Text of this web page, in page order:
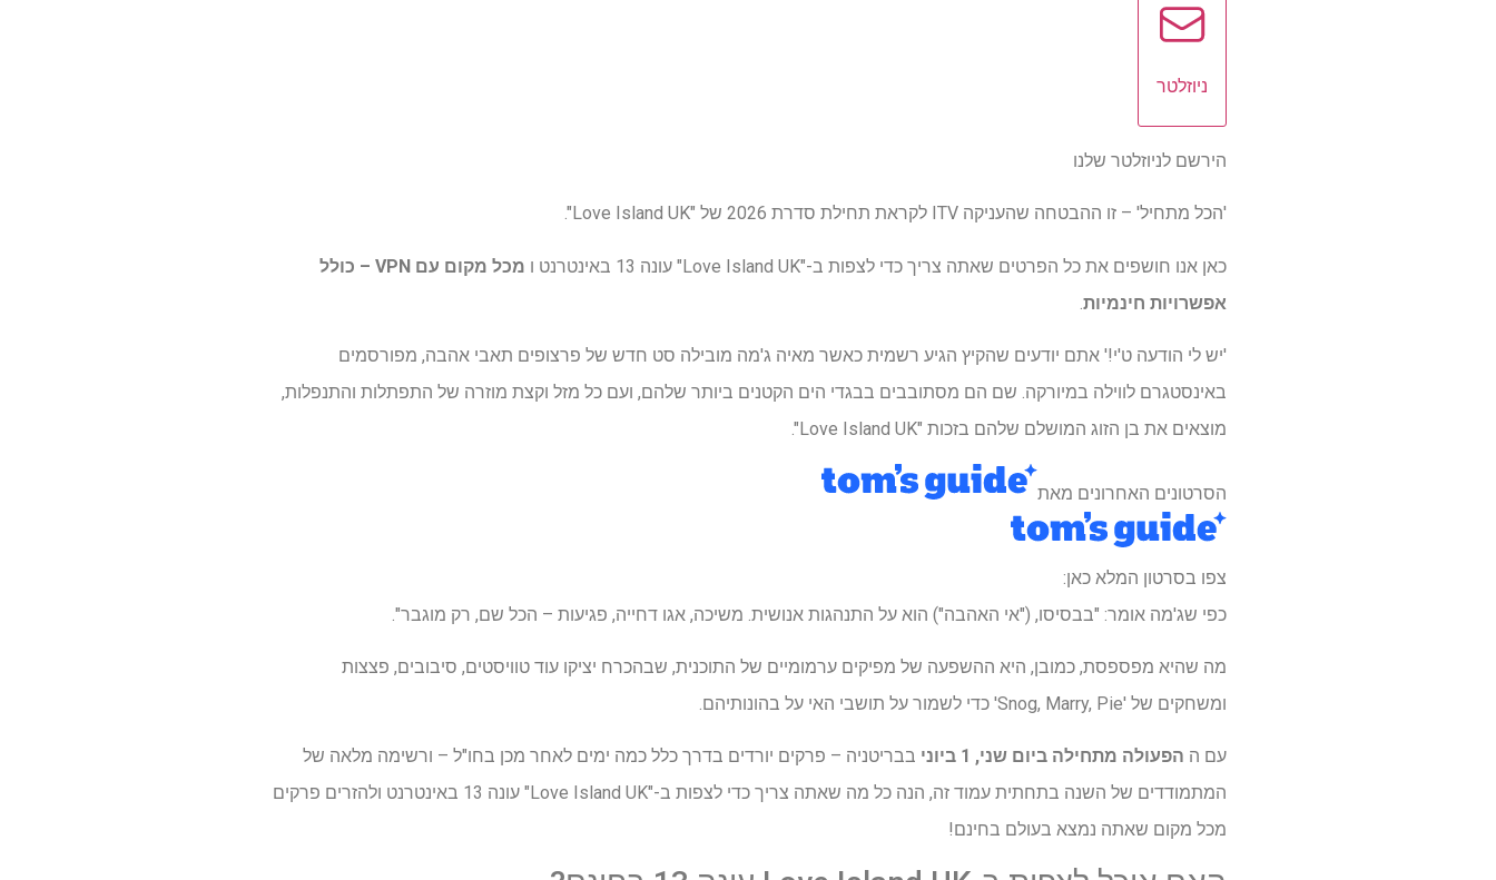
ניוזלטר
הירשם לניוזלטר שלנו
'הכל מתחיל' – זו ההבטחה שהעניקה ITV לקראת תחילת סדרת 2026 של "Love Island UK".
כאן אנו חושפים את כל הפרטים שאתה צריך כדי לצפות ב-"Love Island UK" עונה 13 באינטרנט ו
מכל מקום עם VPN – כולל
אפשרויות חינמיות
'יש לי הודעה ט'י!' אתם יודעים שהקיץ הגיע רשמית כאשר מאיה ג'מה מובילה סט חדש של פרצופים תאבי אהבה, מפורסמים
באינסטגרם לווילה במיורקה. שם הם מסתובבים בבגדי הים הקטנים ביותר שלהם, ועם כל מזל וקצת מוזרה של התפתלות והתנפלות,
מוצאים את בן הזוג המושלם שלהם בזכות "Love Island UK".
הסרטונים האחרונים מאת
צפו בסרטון המלא כאן:
כפי שג'מה אומר: "בבסיסו, ("אי האהבה") הוא על התנהגות אנושית. משיכה, אגו דחייה, פגיעות – הכל שם, רק מוגבר".
מה שהיא מפספסת, כמובן, היא ההשפעה של מפיקים ערמומיים של התוכנית, שבהכרח יציקו עוד טוויסטים, סיבובים, פצצות
ומשחקים של 'Snog, Marry, Pie' כדי לשמור על תושבי האי על בהונותיהם.
עם ה הפעולה מתחילה ביום שני, 1 ביוני
בבריטניה – פרקים יורדים בדרך כלל כמה ימים לאחר מכן בחו"ל – ורשימה מלאה של
המתמודדים של השנה בתחתית עמוד זה, הנה כל מה שאתה צריך כדי לצפות ב-"Love Island UK" עונה 13 באינטרנט ולהזרים פרקים
מכל מקום שאתה נמצא בעולם בחינם!